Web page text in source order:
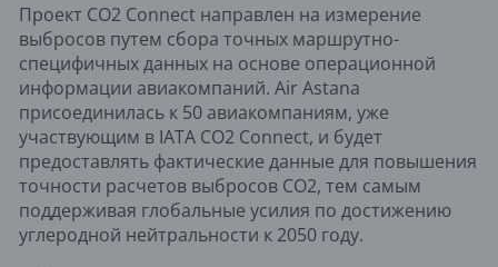
Проект CO2 Connect направлен на измерение
выбросов путем сбора точных маршрутно-
специфичных данных на основе операционной
информации авиакомпаний. Air Astana
присоединилась к 50 авиакомпаниям, уже
участвующим в IATA CO2 Connect, и будет
предоставлять фактические данные для повышения
точности расчетов выбросов CO2, тем самым
поддерживая глобальные усилия по достижению
углеродной нейтральности к 2050 году.